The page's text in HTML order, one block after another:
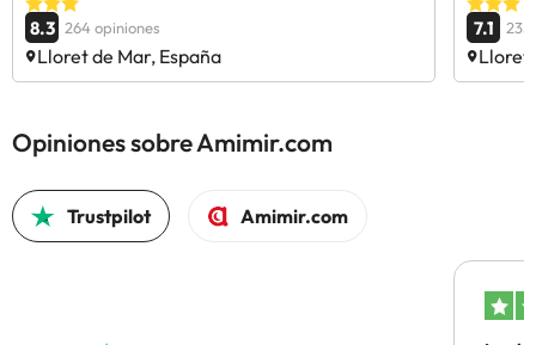
8.3 264 opiniones
Lloret de Mar, España
7.1
Lloret
Opiniones sobre Amimir.com
Trustpilot Amimir.com